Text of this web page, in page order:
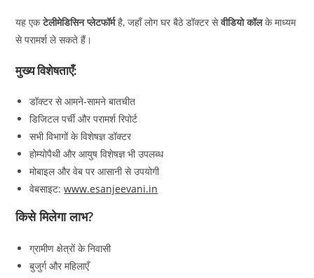
यह एकटेलीमेडिसिन प्लेटफॉर्महै, जहाँ लोग घर बैठे डॉक्टर सेवीडियो कॉलके माध्यम
से परामर्श ले सकते हैं।
मुख्य विशेषताएँ:
डॉक्टर से आमने-सामने बातचीत
डिजिटल पर्ची और परामर्श रिपोर्ट
सभी विभागों के विशेषज्ञ डॉक्टर
होम्योपैथी और आयुष विशेषज्ञ भी उपलब्ध
मोबाइल और वेब पर आसानी से उपयोगी
वेबसाइट:www.esanjeevani.in
किसे मिलेगा लाभ?
ग्रामीण क्षेत्रों के निवासी
बुजुर्ग और महिलाएँ